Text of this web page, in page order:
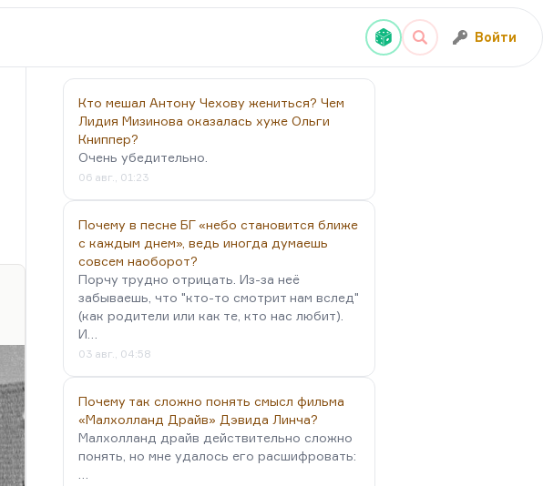
Войти
Кто мешал Антону Чехову жениться? Чем
Лидия Мизинова оказалась хуже Ольги
Книппер?
Очень убедительно.
06 авг., 01:23
Почему в песне БГ «небо становится ближе
с каждым днем», ведь иногда думаешь
совсем наоборот?
Порчу трудно отрицать. Из-за неё
забываешь, что "кто-то смотрит нам вслед"
(как родители или как те, кто нас любит).
И…
03 авг., 04:58
Почему так сложно понять смысл фильма
«Малхолланд Драйв» Дэвида Линча?
Малхолланд драйв действительно сложно
понять, но мне удалось его расшифровать: